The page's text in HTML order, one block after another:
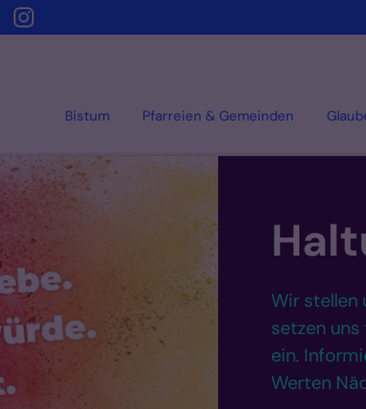
Bistum Pfarreien & Gemeinden
Wir stellen
setzen
ein.
Werten